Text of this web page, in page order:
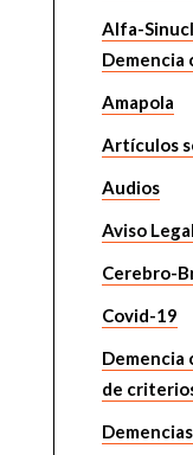
Alfa-
Demencia
Amapola
Artículos
Audios
Aviso Legal
Cerebro-
Covid-19
Demencia
de